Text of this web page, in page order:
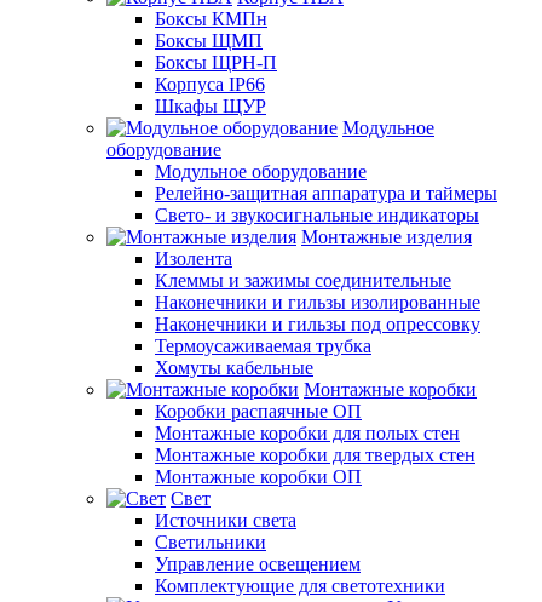
Боксы КМПн
Боксы ЩМП
Боксы ЩРН-П
Корпуса IP66
Шкафы ЩУР
Модульное
оборудование
Модульное оборудование
Релейно-защитная аппаратура и таймеры
Свето- и звукосигнальные индикаторы
Монтажные изделия
Изолента
Клеммы и зажимы соединительные
Наконечники и гильзы изолированные
Наконечники и гильзы под опрессовку
Термоусаживаемая трубка
Хомуты кабельные
Монтажные коробки
Коробки распаячные ОП
Монтажные коробки для полых стен
Монтажные коробки для твердых стен
Монтажные коробки ОП
Свет
Источники света
Светильники
Управление освещением
Комплектующие для светотехники